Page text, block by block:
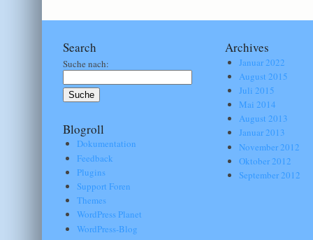
Search
Suche nach:
Blogroll
Dokumentation
Feedback
Plugins
Support Foren
Themes
WordPress Planet
WordPress-Blog
Archives
Januar 2022
August 2015
Juli 2015
Mai 2014
August 2013
Januar 2013
November 2012
Oktober 2012
September 2012